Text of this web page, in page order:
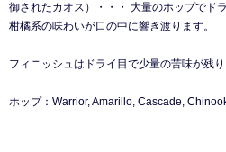
御されたカオス）・・・ 大量のホップでド
柑橘系の味わいが口の中に響き渡ります。
フィニッシュはドライ目で少量の苦味が残り
ホップ：Warrior, Amarillo, Cascade,